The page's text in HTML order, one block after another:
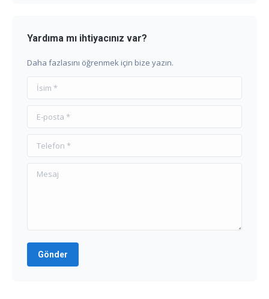
Yardıma mı ihtiyacınız var?
Daha fazlasını öğrenmek için bize yazın.
İsim *
E-posta *
Telefon *
Mesaj
Gönder